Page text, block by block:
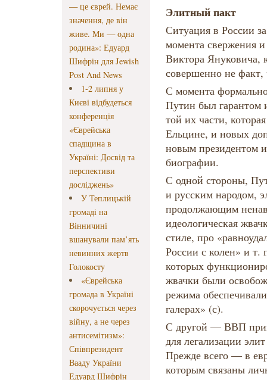
— це єврей. Немає
значення, де він
живе. Ми — одна
родина»: Едуард
Шифрін для Jewish
Post And News
1-2 липня у
Києві відбудеться
конференція
«Єврейська
спадщина в
Україні: Досвід та
перспективи
досліджень»
У Теплицькій
громаді на
Вінничині
вшанували пам’ять
невинних жертв
Голокосту
«Єврейська
громада в Україні
скорочується через
війну, а не через
антисемітизм»:
Співпрезидент
Вааду України
Едуард Шифрін
Элитный пакт
Ситуация в России
момента свержения и
Виктора Януковича,
совершенно не
С момента
Путин был гарантом
той их части,
Ельцине, и новых
новым президентом
биографии.
С одной стороны,
и русским народом,
продолжающим
идеологическая
стиле, про
России с колен» и
которых
жвачки были
режима
галерах» (с).
С другой — ВВП
для легализации
Прежде всего — в
которым связаны